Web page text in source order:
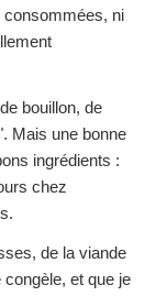
consommées, ni
bouillon, de
Mais une bonne
ingrédients :
chez
de la viande
et que je